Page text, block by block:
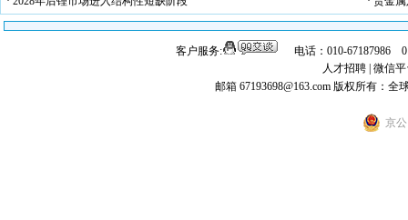
客户服务:
电话：010-67187986
人才招聘 微信
邮箱 67193698@163.com版权所有：全
京公